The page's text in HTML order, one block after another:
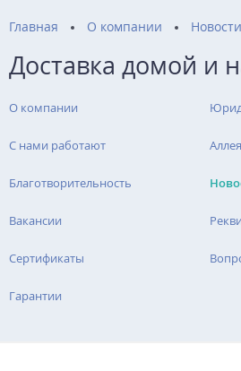
Главная О компании Новости
Доставка домой и
О компании
С нами работают
Благотворительность
Вакансии
Сертификаты
Гарантии